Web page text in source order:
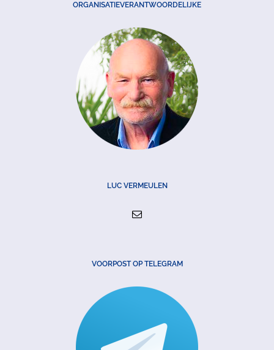
ORGANISATIEVERANTWOORDELIJKE
LUC VERMEULEN
VOORPOST OP TELEGRAM